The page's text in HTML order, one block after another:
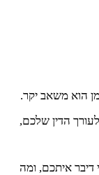
הוא משאב יקר.
הדין שלכם,
דיבר איתכם, ומה